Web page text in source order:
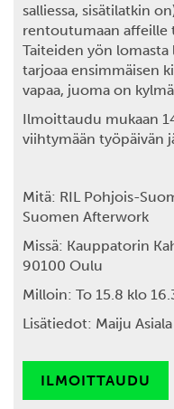
salliessa, sisätilatkin
rentoutumaan affeille
Taiteiden yön
tarjoaa ensimmäisen
vapaa, juoma on
Ilmoittaudu mukaan
viihtymään työpäivän
Mitä: RIL Pohjois-
Suomen Afterwork
Missä: Kauppatorin
90100 Oulu
Milloin: To 15.8 klo
Lisätiedot: Maiju
ILMOITTAUDU